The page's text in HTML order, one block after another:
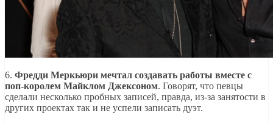
6. Фредди Меркьюри мечтал создавать работы вместе с
поп-королем Майклом Джексоном. Говорят, что певцы
сделали несколько пробных записей, правда, из-за занятости в
других проектах так и не успели записать дуэт.